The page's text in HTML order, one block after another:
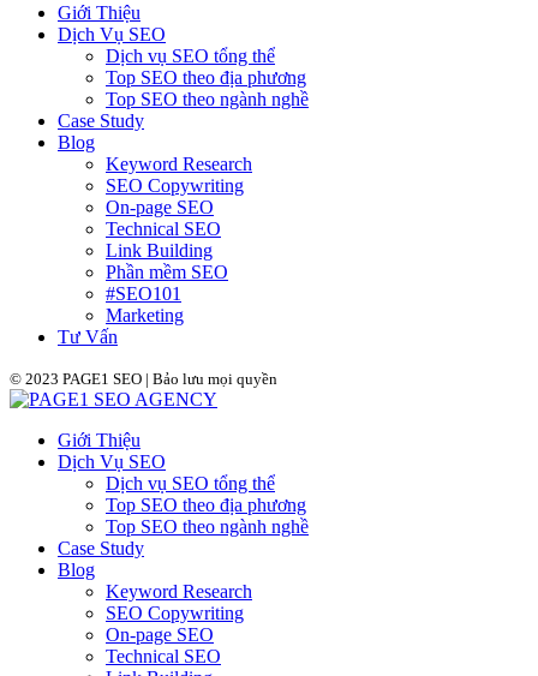
Giới Thiệu
Dịch Vụ SEO
Dịch vụ SEO tổng thể
Top SEO theo địa phương
Top SEO theo ngành nghề
Case Study
Blog
Keyword Research
SEO Copywriting
On-page SEO
Technical SEO
Link Building
Phần mềm SEO
#SEO101
Marketing
Tư Vấn
© 2023 PAGE1 SEO | Bảo lưu mọi quyền
Giới Thiệu
Dịch Vụ SEO
Dịch vụ SEO tổng thể
Top SEO theo địa phương
Top SEO theo ngành nghề
Case Study
Blog
Keyword Research
SEO Copywriting
On-page SEO
Technical SEO